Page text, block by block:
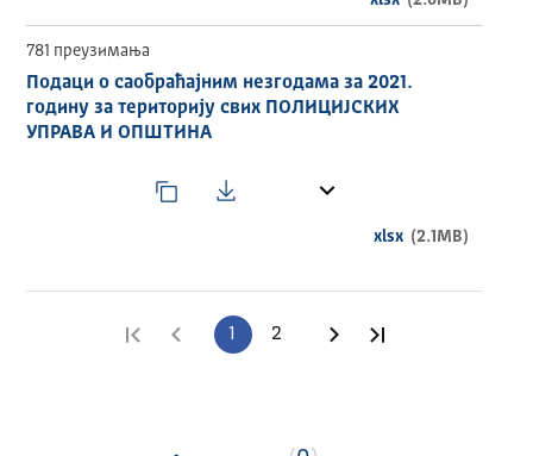
781 преузимања
Подаци о саобраћајним незгодама за 2021.
годину за територију свих ПОЛИЦИЈСКИХ
УПРАВА И ОПШТИНА
xlsx (2.1MB)
Прва страница
Претходна страница
1 2 Следећа страница